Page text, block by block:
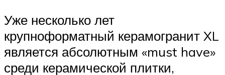
Уже несколько лет
крупноформатный керамогранит XL
является абсолютным «must have»
среди керамической плитки,